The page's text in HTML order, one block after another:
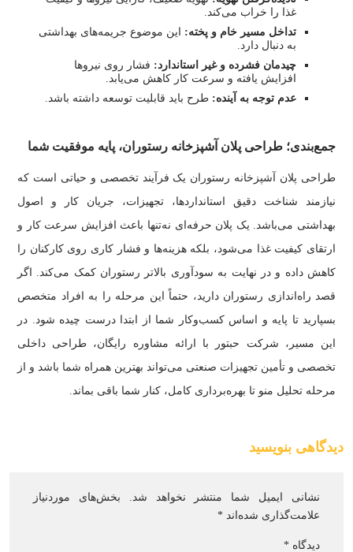
غذا را خراب می‌کند.
تداخل مسیر خام و پخته: این موضوع جریمه‌های بهداشتی
به دنبال دارد.
چیدمان فشرده و غیر استاندارد: فشار روی نیروها
افزایش یافته و سرعت کار کاهش می‌یابد.
عدم توجه به آینده: طرح باید قابلیت توسعه داشته باشد.
جمع‌بندی؛ طراحی پلان آشپزخانه رستوران، پایه موفقیت شما
طراحی پلان آشپزخانه رستوران یک فرآیند تخصصی و حیاتی است که
نیازمند شناخت دقیق استانداردها، تجهیزات، جریان کار و اصول
بهداشتی می‌باشد. یک پلان حرفه‌ای نه‌تنها باعث افزایش سرعت کار و
ارتقای کیفیت غذا می‌شود، بلکه هزینه‌ها و فشار کاری روی کارکنان را
کاهش داده و در نهایت به سودآوری بالاتر رستوران کمک می‌کند. اگر
قصد راه‌اندازی رستوران دارید، حتماً این مرحله را به افراد متخصص
بسپارید تا پایه و اساس کسب‌وکار شما از ابتدا درست چیده شود. در
این مسیر، شرکت حبتور با ارائه مشاوره رایگان، طراحی داخلی
تخصصی و تأمین تجهیزات صنعتی می‌تواند بهترین همراه شما باشد و از
مرحله تحلیل منو تا بهره‌برداری کامل، کنار شما باقی بماند.
دیدگاهی بنویسید
نشانی ایمیل شما منتشر نخواهد شد.
بخش‌های موردنیاز
علامت‌گذاری شده‌اند *
دیدگاه *